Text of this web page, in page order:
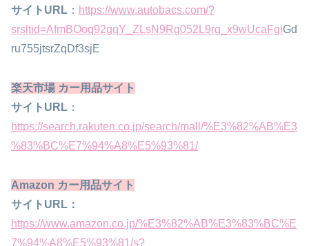
サイトURL ： https://www.autobacs.com/?
srsltid=AfmBOoq92gqY_ZLsN9Rg052L9rg_x9wUcaFgl Gd
ru755jtsrZqDf3sjE
楽天市場 カー用品サイト
サイトURL ：
https://search.rakuten.co.jp/search/mall/%E3%82%AB%E3
%83%BC%E7%94%A8%E5%93%81/
Amazon カー用品サイト
サイトURL：
https://www.amazon.co.jp/%E3%82%AB%E3%83%BC%E
7%94%A8%E5%93%81/s?